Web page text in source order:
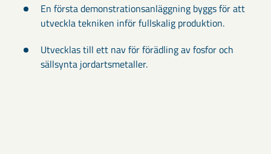
En första demonstrationsanläggning byggs för att
utveckla tekniken inför fullskalig produktion.
Utvecklas till ett nav för förädling av fosfor och
sällsynta jordartsmetaller.